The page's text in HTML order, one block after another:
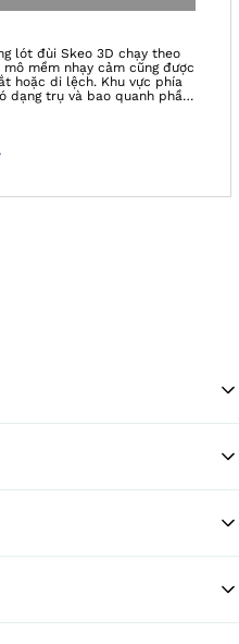
lót đùi Skeo 3D chạy theo
mềm nhạy cảm cũng được
hoặc di lệch. Khu vực phía
dạng trụ và bao quanh phần
mô mềm.Skeo 3D 6Y88